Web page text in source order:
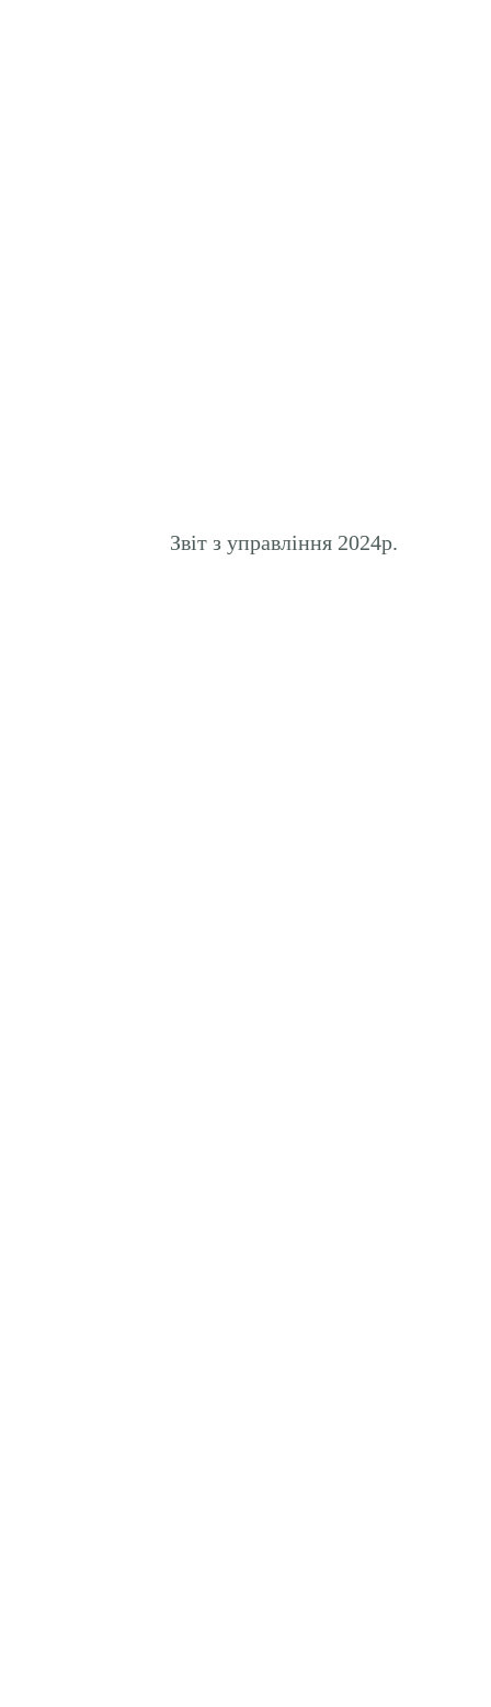
Звіт з управління 2024р.